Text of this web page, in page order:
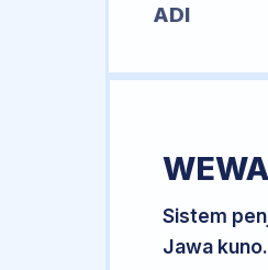
ADI
Sistem
Jawa kuno.